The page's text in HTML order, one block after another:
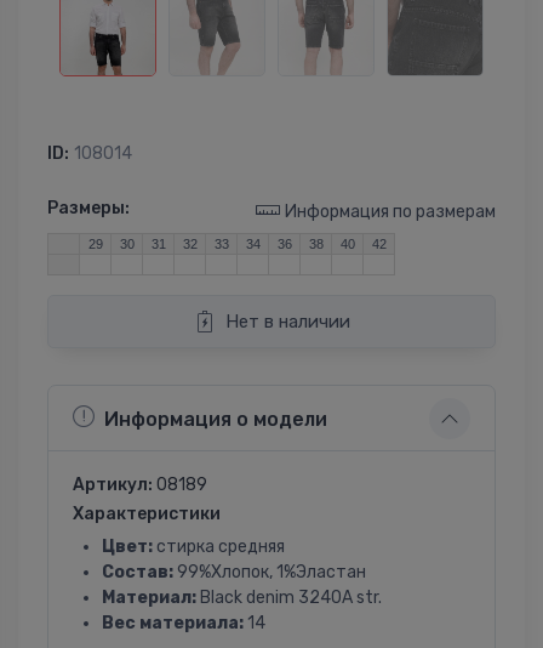
ID: 108014
Размеры: Информация по размерам
29 30 31 32 33 34 36 38 40 42
Нет в наличии
Информация о модели
Артикул: 08189
Характеристики
Цвет: стирка средняя
Состав: 99%Хлопок, 1%Эластан
Материал: Black denim 3240A str.
Вес материала: 14